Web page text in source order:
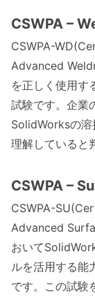
CSWPA –
CSWPA-
Advanced
を正しく使用す
試験です。企業
SolidWorksの溶
理解していると
CSWPA –
CSWPA-
Advanced
おいて
ルを活用する能
です。この試験